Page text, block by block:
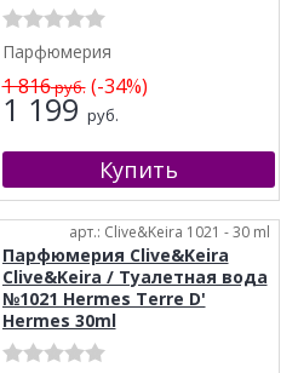
Парфюмерия
1 816руб.(-34%)
1 199 руб.
арт.: Clive&Keira 1021 - 30 ml
Парфюмерия Clive&Keira
Clive&Keira / Туалетная вода
№1021 Hermes Terre D'
Hermes 30ml